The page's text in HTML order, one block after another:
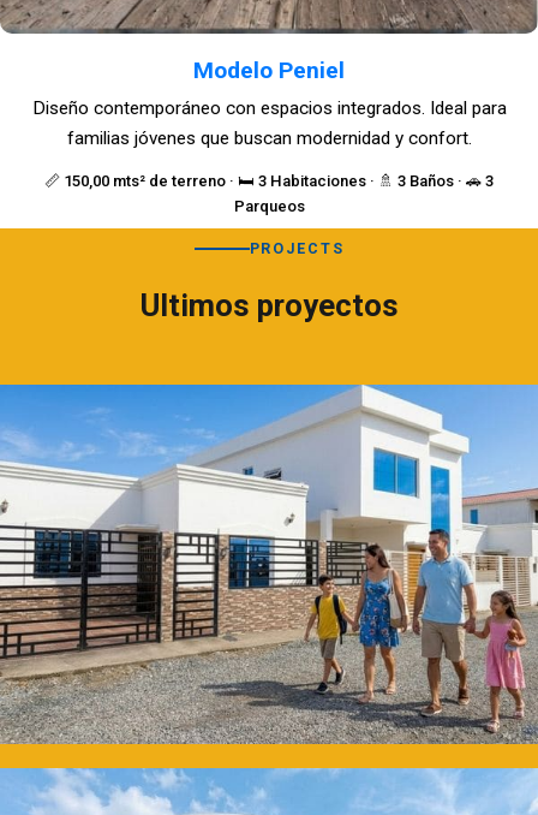
Modelo Peniel
📏 150,00 mts² de terreno · 🛏️ 3 Habitaciones · 🚿 3 Baños · 🚗 3
Parqueos
Diseño contemporáneo con espacios integrados. Ideal para
familias jóvenes que buscan modernidad y confort.
PROJECTS
Ultimos proyectos